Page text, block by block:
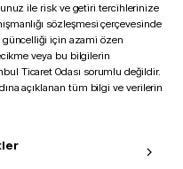
ile risk ve getiri tercihlerinize
sözleşmesi çerçevesinde
için azami özen
veya bu bilgilerin
Ticaret Odası sorumlu değildir.
açıklanan tüm bilgi ve verilerin